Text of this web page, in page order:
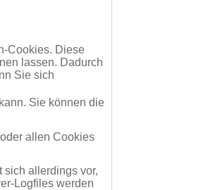
Cookies. Diese
lassen. Dadurch
Sie sich
Sie können die
allen Cookies
sich allerdings vor,
Logfiles werden